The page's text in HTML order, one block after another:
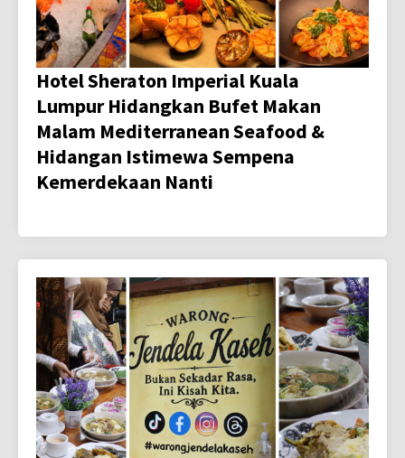
Hotel Sheraton Imperial Kuala
Lumpur Hidangkan Bufet Makan
Malam Mediterranean Seafood &
Hidangan Istimewa Sempena
Kemerdekaan Nanti